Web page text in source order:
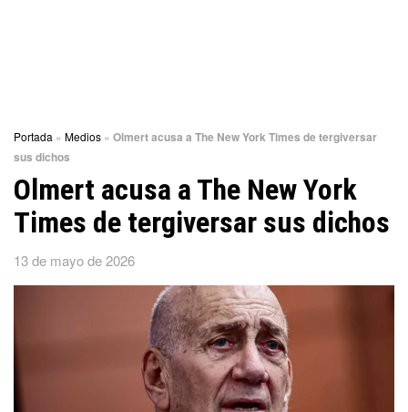
Portada » Medios » Olmert acusa a The New York Times de tergiversar
sus dichos
Olmert acusa a The New York
Times de tergiversar sus dichos
13 de mayo de 2026